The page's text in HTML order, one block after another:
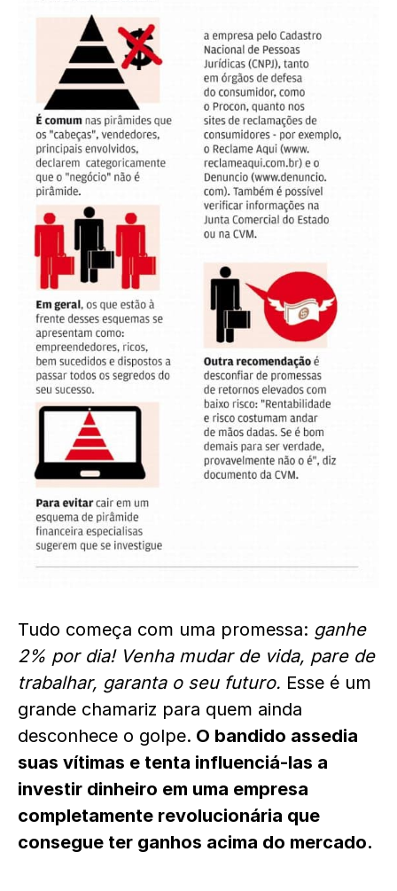
Tudo começa com uma promessa: ganhe
2% por dia! Venha mudar de vida, pare de
trabalhar, garanta o seu futuro. Esse é um
grande chamariz para quem ainda
desconhece o golpe. O bandido assedia
suas vítimas e tenta influenciá-las a
investir dinheiro em uma empresa
completamente revolucionária que
consegue ter ganhos acima do mercado.